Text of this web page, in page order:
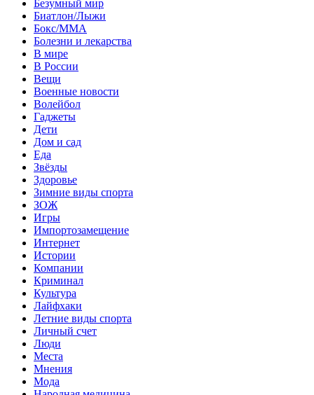
Безумный мир
Биатлон/Лыжи
Бокс/MMA
Болезни и лекарства
В мире
В России
Вещи
Военные новости
Волейбол
Гаджеты
Дети
Дом и сад
Еда
Звёзды
Здоровье
Зимние виды спорта
ЗОЖ
Игры
Импортозамещение
Интернет
Истории
Компании
Криминал
Культура
Лайфхаки
Летние виды спорта
Личный счет
Люди
Места
Мнения
Мода